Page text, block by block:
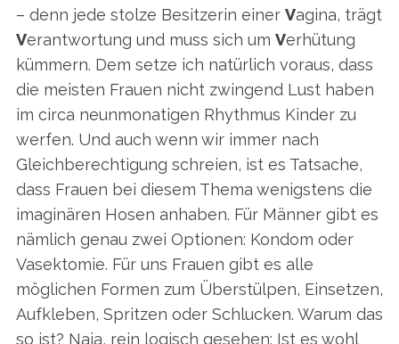
– denn jede stolze Besitzerin einer Vagina, trägt
Verantwortung und muss sich um Verhütung
kümmern. Dem setze ich natürlich voraus, dass
die meisten Frauen nicht zwingend Lust haben
im circa neunmonatigen Rhythmus Kinder zu
werfen. Und auch wenn wir immer nach
Gleichberechtigung schreien, ist es Tatsache,
dass Frauen bei diesem Thema wenigstens die
imaginären Hosen anhaben. Für Männer gibt es
nämlich genau zwei Optionen: Kondom oder
Vasektomie. Für uns Frauen gibt es alle
möglichen Formen zum Überstülpen, Einsetzen,
Aufkleben, Spritzen oder Schlucken. Warum das
so ist? Naja, rein logisch gesehen: Ist es wohl